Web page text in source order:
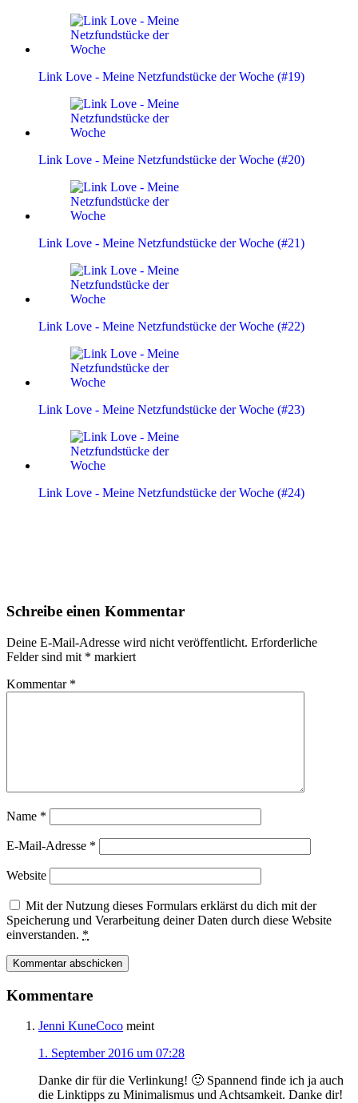
Link Love - Meine Netzfundstücke der Woche (#19)
Link Love - Meine Netzfundstücke der Woche (#20)
Link Love - Meine Netzfundstücke der Woche (#21)
Link Love - Meine Netzfundstücke der Woche (#22)
Link Love - Meine Netzfundstücke der Woche (#23)
Link Love - Meine Netzfundstücke der Woche (#24)
Interaktionen
Schreibe einen Kommentar
Deine E-Mail-Adresse wird nicht veröffentlicht. Erforderliche
Felder sind mit * markiert
Kommentar *
Name *
E-Mail-Adresse *
Website
Mit der Nutzung dieses Formulars erklärst du dich mit der
Speicherung und Verarbeitung deiner Daten durch diese Website
einverstanden. *
Kommentare
Jenni KuneCoco meint
1. September 2016 um 07:28
Danke dir für die Verlinkung! 🙂 Spannend finde ich ja auch
die Linktipps zu Minimalismus und Achtsamkeit. Danke dir!